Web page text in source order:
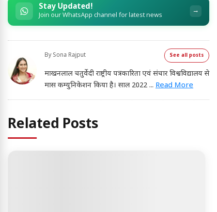
Stay Updated!
Join our WhatsApp channel for latest news →
By Sona Rajput See all posts
माखनलाल चतुर्वेदी राष्ट्रीय पत्रकारिता एवं संचार विश्वविद्यालय से
मास कम्युनिकेशन किया है। साल 2022 ... Read More
Related Posts